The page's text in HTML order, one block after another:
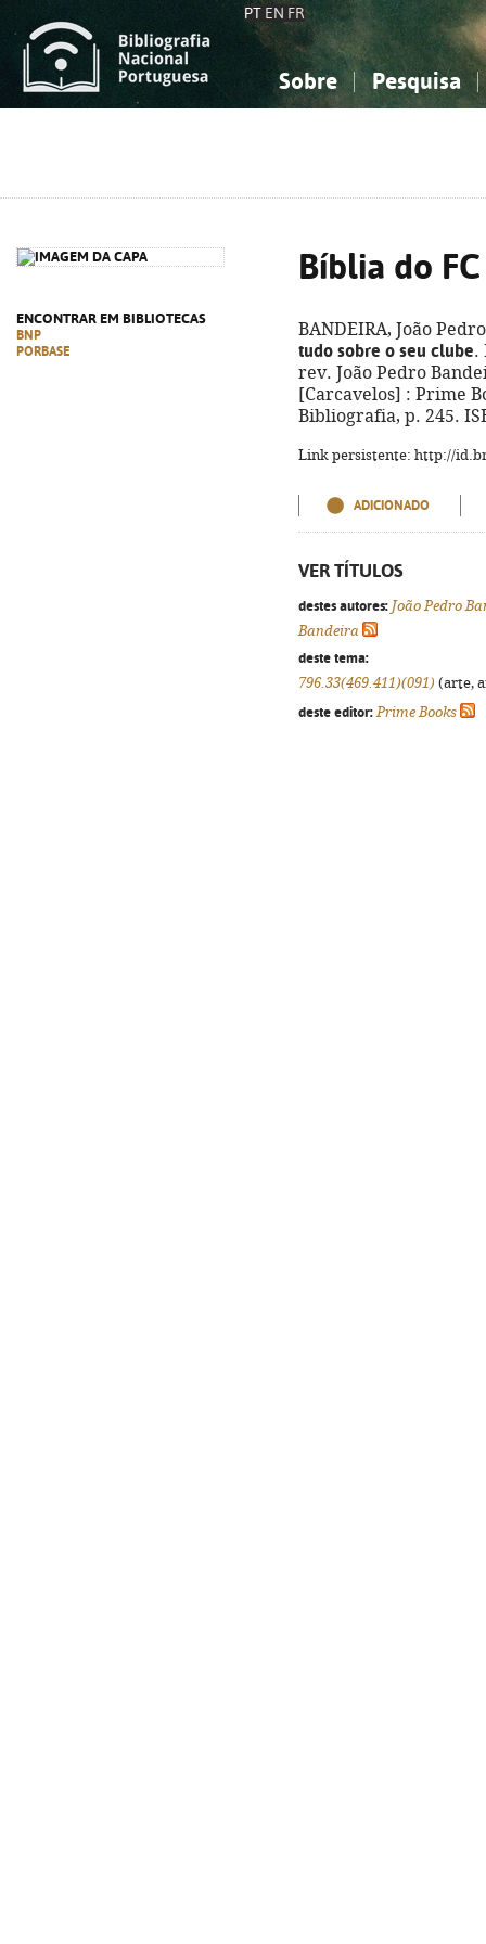
PT EN FR
Sobre Pesquisa
ENCONTRAR EM BIBLIOTECAS
BNP
PORBASE
Bíblia do
BANDEIRA, João
tudo sobre o seu clube.
rev. João Pedro
[Carcavelos] : Prime
Bibliografia, p. 245.
Link persistente: http://
ADICIONADO
VER TÍTULOS
destes autores: João Pedro
Bandeira
deste tema:
796.33(469.411)(091) (arte,
deste editor: Prime Books